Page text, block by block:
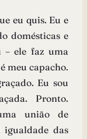
eu quis. Eu e
domésticas e
– ele faz uma
meu capacho.
Eu sou
Pronto.
união de
das